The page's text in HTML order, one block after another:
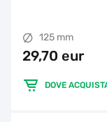
125 mm
29,70 eur
DOVE